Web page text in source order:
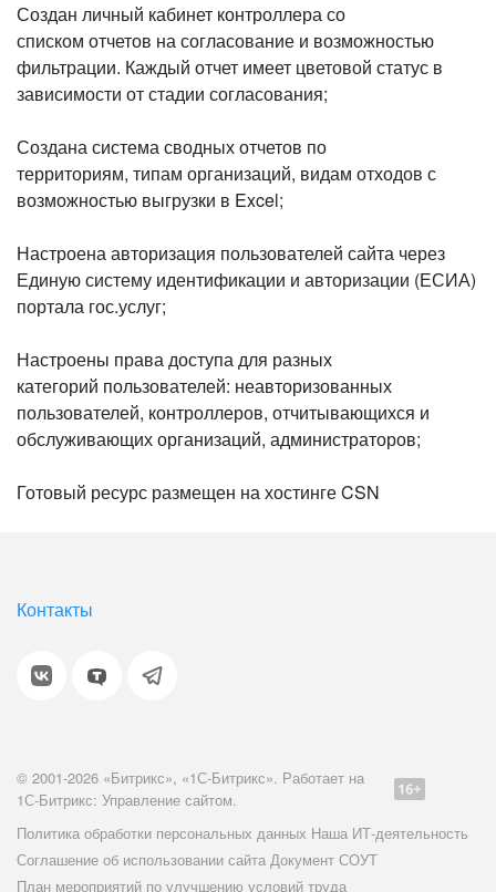
Создан личный кабинет контроллера со
списком отчетов на согласование и возможностью
фильтрации. Каждый отчет имеет цветовой статус в
зависимости от стадии согласования;
Создана система сводных отчетов по
территориям, типам организаций, видам отходов с
возможностью выгрузки в Excel;
Настроена авторизация пользователей сайта через
Единую систему идентификации и авторизации (ЕСИА)
портала гос.услуг;
Настроены права доступа для разных
категорий пользователей: неавторизованных
пользователей, контроллеров, отчитывающихся и
обслуживающих организаций, администраторов;
Готовый ресурс размещен на хостинге CSN
Контакты
© 2001-2026 «Битрикс», «1С-Битрикс». Работает на
1С-Битрикс: Управление сайтом.
Политика обработки персональных данных Наша ИТ-деятельность
Соглашение об использовании сайта Документ СОУТ
План мероприятий по улучшению условий труда